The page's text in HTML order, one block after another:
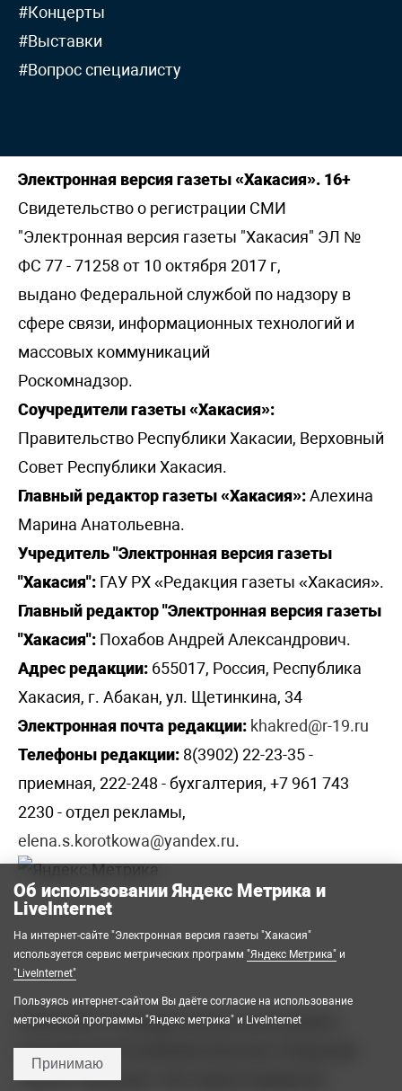
#Концерты
#Выставки
#Вопрос специалисту
Электронная версия газеты «Хакасия». 16+
Свидетельство о регистрации СМИ
"Электронная версия газеты "Хакасия" ЭЛ №
ФС 77 - 71258 от 10 октября 2017 г,
выдано Федеральной службой по надзору в
сфере связи, информационных технологий и
массовых коммуникаций
Роскомнадзор.
Соучредители газеты «Хакасия»:
Правительство Республики Хакасии, Верховный
Совет Республики Хакасия.
Главный редактор газеты «Хакасия»:Алехина
Марина Анатольевна.
Учредитель "Электронная версия газеты
"Хакасия": ГАУ РХ «Редакция газеты «Хакасия».
Главный редактор "Электронная версия газеты
"Хакасия": Похабов Андрей Александрович.
Адрес редакции: 655017, Россия, Республика
Хакасия, г. Абакан, ул. Щетинкина, 34
Электронная почта редакции: khakred@r-19.ru
Телефоны редакции: 8(3902) 22-23-35 -
приемная, 222-248 - бухгалтерия, +7 961 743
2230 - отдел рекламы,
elena.s.korotkowa@yandex.ru.
2008-2026 © Государственное автономное
учреждение Республики Хакасия «Редакция
газеты «Хакасия». Все права защищены.
Об использовании Яндекс Метрика и
LiveInternet
На интернет-сайте "Электронная версия газеты "Хакасия"
используется сервис метрических программ "Яндекс Метрика" и
"LiveInternet"
Пользуясь интернет-сайтом Вы даёте согласие на использование
метрической программы "Яндекс метрика" и LiveInternet
Принимаю